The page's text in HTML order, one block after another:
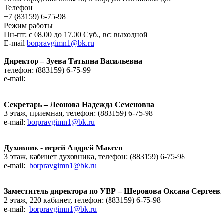
Телефон
+7 (83159) 6-75-98
Режим работы
Пн-пт: с 08.00 до 17.00 Суб., вс: выходной
E-mail borpravgimn1@bk.ru
Директор – Зуева Татьяна Васильевна
телефон: (883159) 6-75-99
e-mail:
Секретарь – Леонова Надежда Семеновна
3 этаж, приемная, телефон: (883159) 6-75-98
e-mail: borpravgimn1@bk.ru
Духовник - иерей Андрей Макеев
3 этаж, кабинет духовника, телефон: (883159) 6-75-98
e-mail: borpravgimn1@bk.ru
Заместитель директора по УВР – Шеронова Оксана
2 этаж, 220 кабинет, телефон: (883159) 6-75-98
e-mail: borpravgimn1@bk.ru